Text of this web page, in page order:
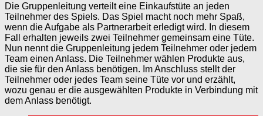
Die Gruppenleitung verteilt eine Einkaufstüte an jeden
Teilnehmer des Spiels. Das Spiel macht noch mehr Spaß,
wenn die Aufgabe als Partnerarbeit erledigt wird. In diesem
Fall erhalten jeweils zwei Teilnehmer gemeinsam eine Tüte.
Nun nennt die Gruppenleitung jedem Teilnehmer oder jedem
Team einen Anlass. Die Teilnehmer wählen Produkte aus,
die sie für den Anlass benötigen. Im Anschluss stellt der
Teilnehmer oder jedes Team seine Tüte vor und erzählt,
wozu genau er die ausgewählten Produkte in Verbindung mit
dem Anlass benötigt.